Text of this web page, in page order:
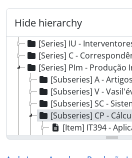
Hide hierarchy
[Series] DP -
[Series] AA - Atividades
[Series] AAdm -
[Series] IU -
[Series] C -
[Series] PIm - Produção
[Subseries] A - Artigos
[Subseries] V -
[Subseries] SC -
[Subseries] CP - Cálculos
[Item] IT394 -
[Item] IT395 - Cálculo de